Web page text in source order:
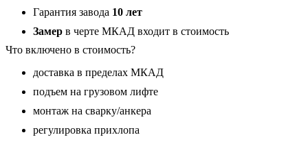
Гарантия завода 10 лет
Замер в черте МКАД входит в стоимость
Что включено в стоимость?
доставка в пределах МКАД
подъем на грузовом лифте
монтаж на сварку/анкера
регулировка прихлопа